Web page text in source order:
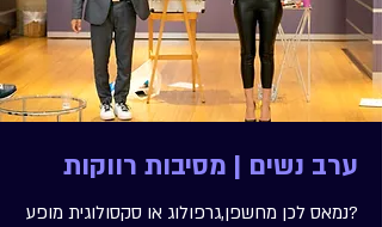
ערב נשים | מסיבות רווקות
?נמאס לכן מחשפן,גרפולוג או סקסולוגית מופע